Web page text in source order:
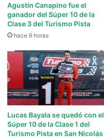
Agustín Canapino fue el
ganador del Súper 10 de la
Clase 3 del Turismo Pista
hace 9 horas
Lucas Bayala se quedó con el
Súper 10 de la Clase 1 del
Turismo Pista en San Nicolás